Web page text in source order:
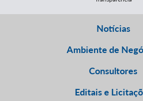
Notícias
Ambiente de
Consultores
Editais e